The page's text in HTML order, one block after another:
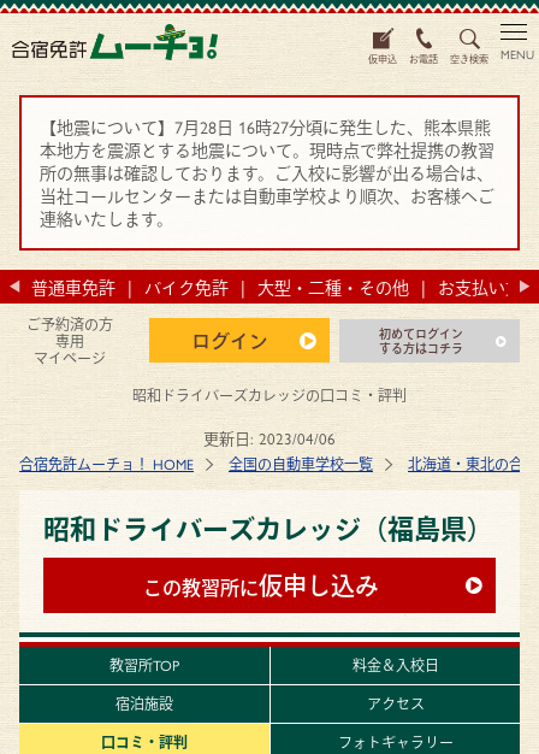
仮申込 お電話 空き検索
【地震について】7月28日 16時27分頃に発生した、熊本県熊
本地方を震源とする地震について。現時点で弊社提携の教習
所の無事は確認しております。ご入校に影響が出る場合は、
当社コールセンターまたは自動車学校より順次、お客様へご
連絡いたします。
普通車免許 バイク免許 大型・二種・その他 お支払い方法
ご予約済の方
専用
マイページ
ログイン
初めてログイン
する方はコチラ
MENU
昭和ドライバーズカレッジの口コミ・評判
更新日: 2023/04/06
合宿免許ムーチョ！ HOME 全国の自動車学校一覧 北海道・東北の合
昭和ドライバーズカレッジ（福島県）
この教習所に仮申し込み
教習所TOP
料金＆入校日
宿泊施設
アクセス
口コミ・評判
フォトギャラリー